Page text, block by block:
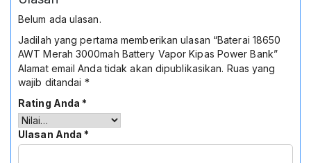
Belum ada ulasan.
Jadilah yang pertama memberikan ulasan “Baterai 18650
AWT Merah 3000mah Battery Vapor Kipas Power Bank”
Alamat email Anda tidak akan dipublikasikan. Ruas yang
wajib ditandai *
Rating Anda*
Ulasan Anda*